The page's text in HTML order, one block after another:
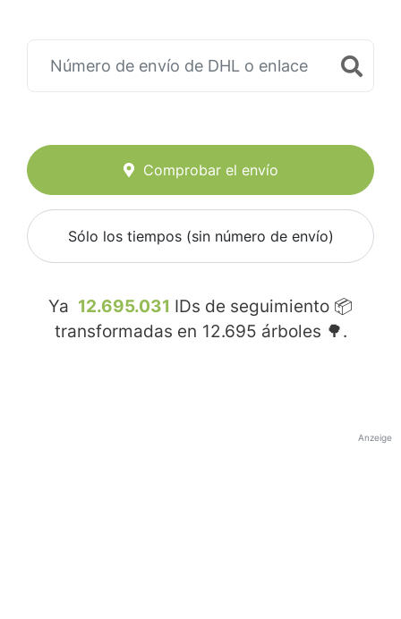
Comprobar el envío
Sólo los tiempos (sin número de envío)
Ya 12.695.031 IDs de seguimiento 📦
transformadas en 12.695 árboles 🌳.
Anzeige